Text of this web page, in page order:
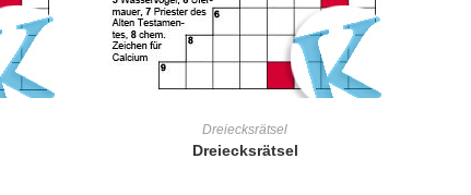
Dreiecksrätsel
Dreiecksrätsel